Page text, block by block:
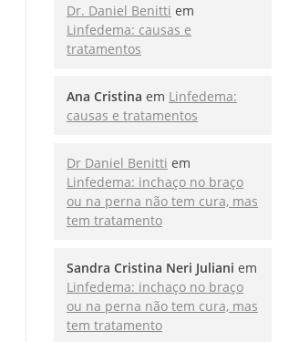
Dr. Daniel Benitti em
Linfedema: causas e
tratamentos
Ana Cristina em Linfedema:
causas e tratamentos
Dr Daniel Benitti em
Linfedema: inchaço no braço
ou na perna não tem cura, mas
tem tratamento
Sandra Cristina Neri Juliani em
Linfedema: inchaço no braço
ou na perna não tem cura, mas
tem tratamento